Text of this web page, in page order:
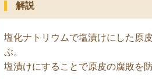
解説
塩化ナトリウムで塩漬けにした原
ぶ。
塩漬けにすることで原皮の腐敗を